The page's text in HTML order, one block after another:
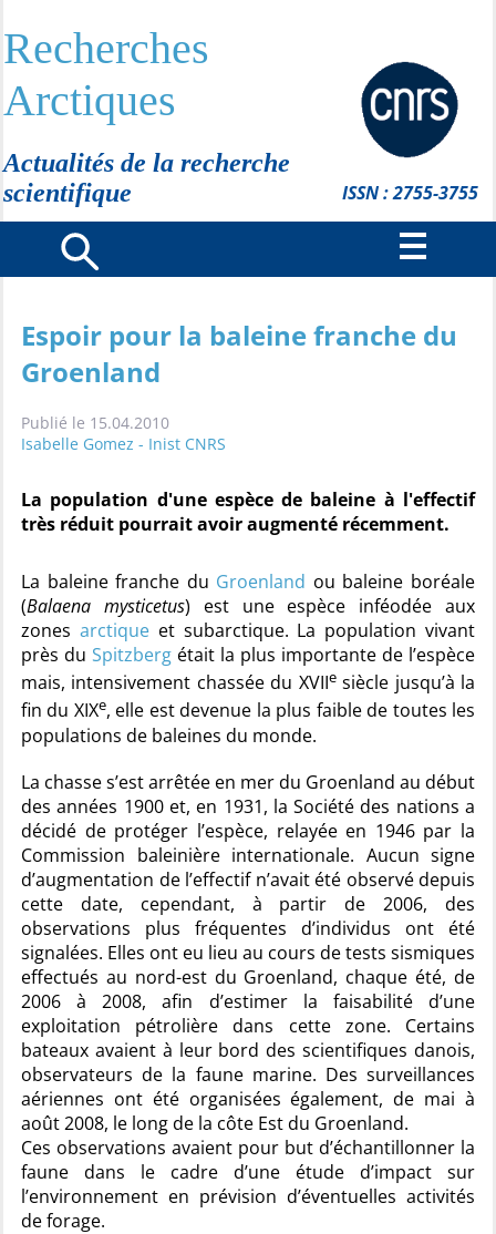
Recherches
Arctiques
Actualités de la recherche
scientifique
ISSN : 2755-3755
Espoir pour la baleine franche du
Groenland
Publié le 15.04.2010
Isabelle Gomez - Inist CNRS
La population d'une espèce de baleine à l'effectif
très réduit pourrait avoir augmenté récemment.
La baleine franche du Groenland ou baleine boréale
(Balaena mysticetus) est une espèce inféodée aux
zones arctiqueet subarctique. La population vivant
près du Spitzberg était la plus importante de l’espèce
mais, intensivement chassée du XVIIesiècle jusqu’à la
fin du XIXe, elle est devenue la plus faible de toutes les
populations de baleines du monde.
La chasse s’est arrêtée en mer du Groenland au début
des années 1900 et, en 1931, la Société des nations a
décidé de protéger l’espèce, relayée en 1946 par la
Commission baleinière internationale. Aucun signe
d’augmentation de l’effectif n’avait été observé depuis
cette date, cependant, à partir de 2006, des
observations plus fréquentes d’individus ont été
signalées. Elles ont eu lieu au cours de tests sismiques
effectués au nord-est du Groenland, chaque été, de
2006 à 2008, afin d’estimer la faisabilité d’une
exploitation pétrolière dans cette zone. Certains
bateaux avaient à leur bord des scientifiques danois,
observateurs de la faune marine. Des surveillances
aériennes ont été organisées également, de mai à
août 2008, le long de la côte Est du Groenland.
Ces observations avaient pour but d’échantillonner la
faune dans le cadre d’une étude d’impact sur
l’environnement en prévision d’éventuelles activités
de forage.